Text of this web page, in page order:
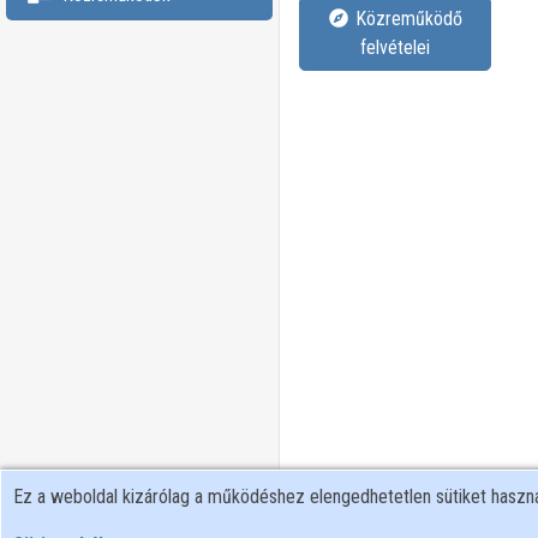
felvételei
Ez a weboldal kizárólag a működéshez elengedhetetlen sütiket